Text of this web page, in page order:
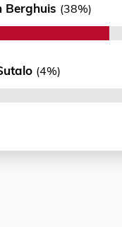
Berghuis (38%)
(4%)